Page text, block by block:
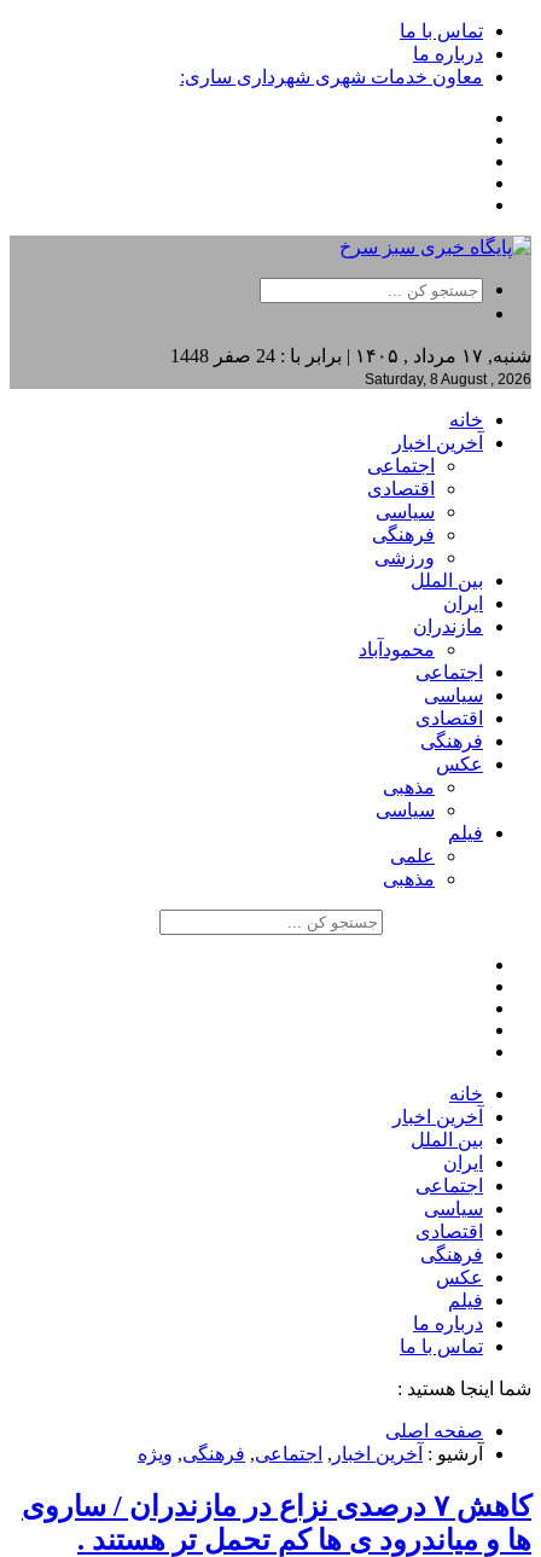
تماس با ما
درباره ما
معاون خدمات شهری شهرداری ساری:
شنبه, ۱۷ مرداد , ۱۴۰۵ | برابر با : 24 صفر 1448
Saturday, 8 August , 2026
خانه
آخرین اخبار
اجتماعی
اقتصادی
سیاسی
فرهنگی
ورزشی
بین الملل
ایران
مازندران
محمودآباد
اجتماعی
سیاسی
اقتصادی
فرهنگی
عکس
مذهبی
سیاسی
فیلم
علمی
مذهبی
خانه
آخرین اخبار
بین الملل
ایران
اجتماعی
سیاسی
اقتصادی
فرهنگی
عکس
فیلم
درباره ما
تماس با ما
شما اینجا هستید :
صفحه اصلی
آرشیو : آخرین اخبار , اجتماعی, فرهنگی, ویژه
کاهش ۷ درصدی نزاع در مازندران / ساروی
ها و میاندرود ی ها کم تحمل تر هستند‌ .